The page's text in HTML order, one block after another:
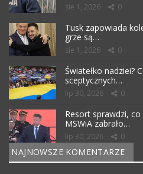
sie 1, 2026 0
Tusk zapowiada
grze są…
sie 1, 2026 0
Światełko nadziei?
sceptycznych…
lip 30, 2026 0
Resort sprawdzi,
MSWiA zabrało…
lip 30, 2026 0
NAJNOWSZE KOMENTARZE